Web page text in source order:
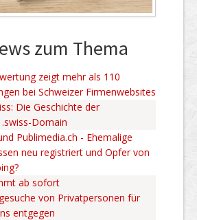
zum Thema
zeigt mehr als 110
bei Schweizer Firmenwebsites
Die Geschichte der
Domain
Publimedia.ch - Ehemalige
neu registriert und Opfer von
ab sofort
von Privatpersonen für
entgegen